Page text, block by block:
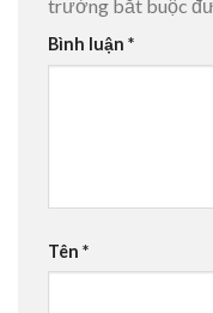
trường bắt buộc
Bình luận *
Tên *